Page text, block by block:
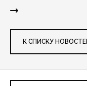
К СПИСКУ